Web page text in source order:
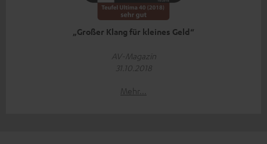
„Großer Klang für kleines Geld“
AV-Magazin
31.10.2018
Mehr...